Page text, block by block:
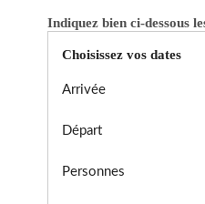
Indiquez bien ci-dessous
Choisissez vos dates
Arrivée
Départ
Personnes